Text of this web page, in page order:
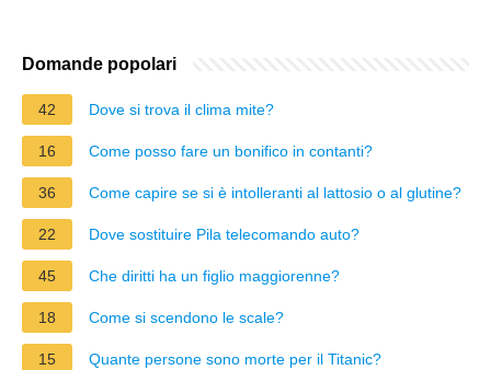
Domande popolari
42 Dove si trova il clima mite?
16 Come posso fare un bonifico in contanti?
36 Come capire se si è intolleranti al lattosio o al glutine?
22 Dove sostituire Pila telecomando auto?
45 Che diritti ha un figlio maggiorenne?
18 Come si scendono le scale?
15 Quante persone sono morte per il Titanic?